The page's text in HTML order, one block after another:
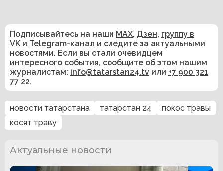
Подписывайтесь на наши MAX, Дзен, группу в
VK и Telegram-канал и следите за актуальными
новостями. Если вы стали очевидцем
интересного события, сообщите об этом нашим
журналистам: info@tatarstan24.tv или +7 900 321
77 22.
новости татарстана татарстан 24
покос травы
косят траву
Актуальные новости